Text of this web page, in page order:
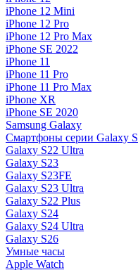
iPhone 12 Mini
iPhone 12 Pro
iPhone 12 Pro Max
iPhone SE 2022
iPhone 11
iPhone 11 Pro
iPhone 11 Pro Max
iPhone XR
iPhone SE 2020
Samsung Galaxy
Смартфоны серии Galaxy S
Galaxy S22 Ultra
Galaxy S23
Galaxy S23FE
Galaxy S23 Ultra
Galaxy S22 Plus
Galaxy S24
Galaxy S24 Ultra
Galaxy S26
Умные часы
Apple Watch